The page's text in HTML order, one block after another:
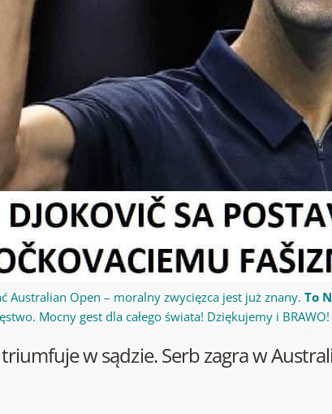
Australian Open – moralny zwycięzca jest już znany.To
Mocny gest dla całego świata! Dziękujemy i BRAWO!
w sądzie. Serb zagra w